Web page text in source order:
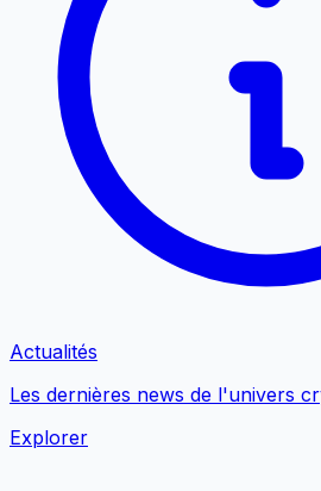
Actualités
Les dernières news de l'univers
Explorer